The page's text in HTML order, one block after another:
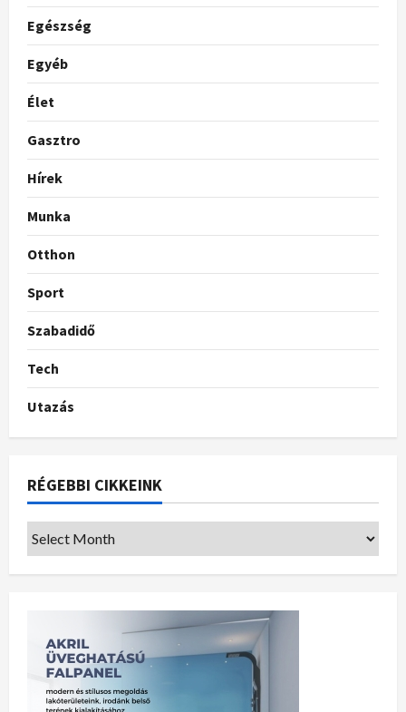
Egészség
Egyéb
Élet
Gasztro
Hírek
Munka
Otthon
Sport
Szabadidő
Tech
Utazás
RÉGEBBI CIKKEINK